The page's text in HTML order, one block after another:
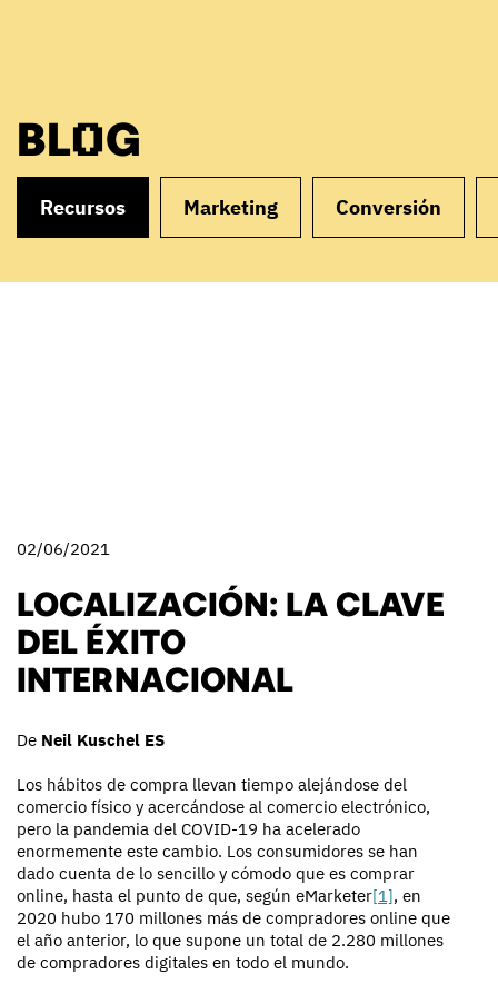
BLOG
Recursos Marketing Conversión
02/06/2021
LOCALIZACIÓN: LA CLAVE
DEL ÉXITO
INTERNACIONAL
De Neil Kuschel ES
Los hábitos de compra llevan tiempo alejándose del
comercio físico y acercándose al comercio electrónico,
pero la pandemia del COVID-19 ha acelerado
enormemente este cambio. Los consumidores se han
dado cuenta de lo sencillo y cómodo que es comprar
online, hasta el punto de que, según eMarketer[1], en
2020 hubo 170 millones más de compradores online que
el año anterior, lo que supone un total de 2.280 millones
de compradores digitales en todo el mundo.